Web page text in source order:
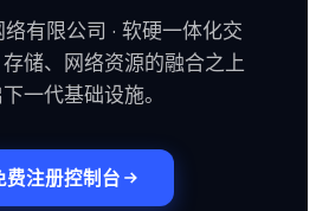
有限公司 · 软硬一体化交
储、网络资源的融合之上
一代基础设施。
费注册控制台